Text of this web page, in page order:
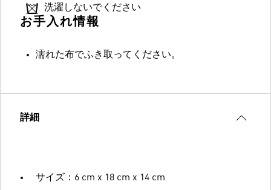
洗濯しないでください
お手入れ情報
濡れた布でふき取ってください。
詳細
サイズ：6 cm x 18 cm x 14 cm